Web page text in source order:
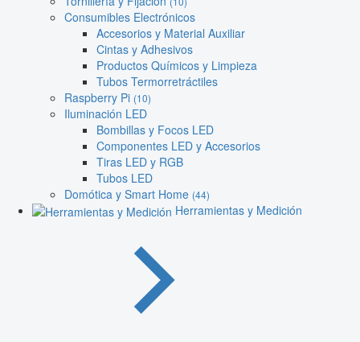
Consumibles Electrónicos
Accesorios y Material Auxiliar
Cintas y Adhesivos
Productos Químicos y Limpieza
Tubos Termorretráctiles
Raspberry Pi (10)
Iluminación LED
Bombillas y Focos LED
Componentes LED y Accesorios
Tiras LED y RGB
Tubos LED
Domótica y Smart Home (44)
Herramientas y Medición